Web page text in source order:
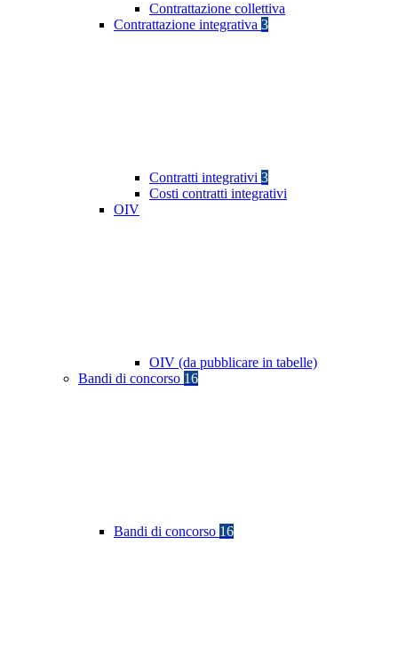
Contrattazione collettiva
Contrattazione integrativa 3
Contratti integrativi 3
Costi contratti integrativi
OIV
OIV (da pubblicare in tabelle)
Bandi di concorso 16
Bandi di concorso 16